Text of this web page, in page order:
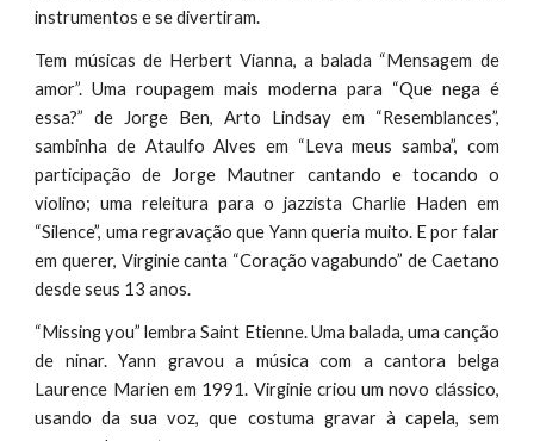
instrumentos e se divertiram.
Tem músicas de Herbert Vianna, a balada “Mensagem de
amor”. Uma roupagem mais moderna para “Que nega é
essa?” de Jorge Ben, Arto Lindsay em “Resemblances”,
sambinha de Ataulfo Alves em “Leva meus samba”, com
participação de Jorge Mautner cantando e tocando o
violino; uma releitura para o jazzista Charlie Haden em
“Silence”, uma regravação que Yann queria muito. E por falar
em querer, Virginie canta “Coração vagabundo” de Caetano
desde seus 13 anos.
“Missing you” lembra Saint Etienne. Uma balada, uma canção
de ninar. Yann gravou a música com a cantora belga
Laurence Marien em 1991. Virginie criou um novo clássico,
usando da sua voz, que costuma gravar à capela, sem